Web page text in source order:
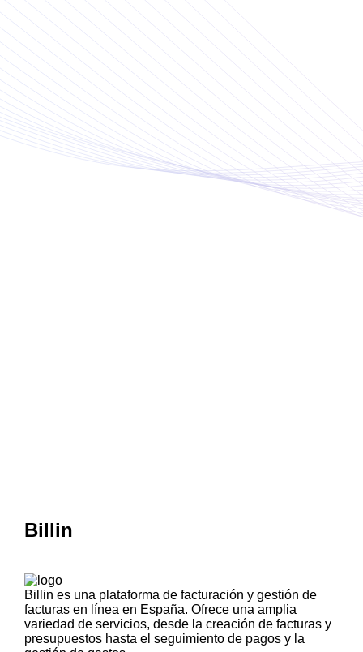
Billin
Billin es una plataforma de facturación y gestión de
facturas en línea en España. Ofrece una amplia
variedad de servicios, desde la creación de facturas y
presupuestos hasta el seguimiento de pagos y la